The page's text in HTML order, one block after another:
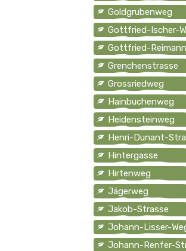
Goldgrubenweg
Gottfried-Ischer-
Gottfried-
Grenchenstrasse
Grossriedweg
Hainbuchenweg
Heidensteinweg
Henri-Dunant-
Hintergasse
Hirtenweg
Jägerweg
Jakob-Strasse
Johann-Lisser-
Johann-Renfer-